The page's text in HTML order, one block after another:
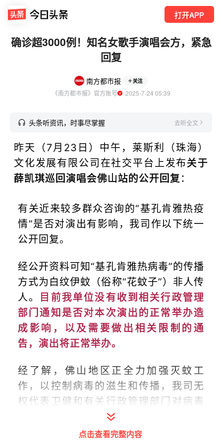
打开APP
确诊超3000例！知名女歌手演唱会方，紧急
回复
南方都市报 关注
《南方都市报》官方账号
  2025-7-24 05:39
头条听资讯，时事尽掌握 去听全文
昨天（7月23日）中午，莱斯利（珠海）
文化发展有限公司在社交平台上发布关于
薛凯琪巡回演唱会佛山站的公开回复：
有关近来较多群众咨询的“基孔肯雅热疫
情”是否对演出有影响，我司作以下统一
公开回复。
经公开资料可知“基孔肯雅热病毒”的传播
方式为白纹伊蚊（俗称“花蚊子”）非人传
人。
目前我单位没有收到相关行政管理
部门通知是否对本次演出的正常举办造
成影响，以及需要做出相关限制的通
告，演出将正常举办。
经了解，佛山地区正全力加强灭蚊工
作，以控制病毒的滋生和传播，我司无
权代表卫健和有关行政管理部门对病毒
的防治做出任何回应，请勿作无端猜
点击查看完整内容